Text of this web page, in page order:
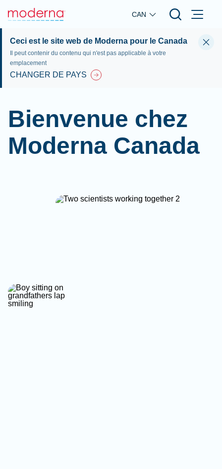
Skip to main content
CAN
Ceci est le site web de Moderna pour le Canada
Il peut contenir du contenu qui n'est pas applicable à votre
emplacement
CHANGER DE PAYS
Bienvenue chez
Moderna Canada